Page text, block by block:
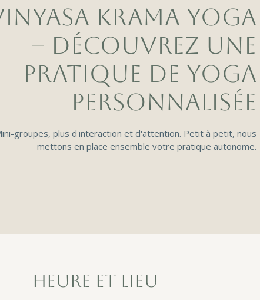
KRAMA YOGA
– DÉCOUVREZ UNE
PRATIQUE DE YOGA
PERSONNALISÉE
groupes, plus d'interaction et d'attention. Petit à petit, nous
mettons en place ensemble votre pratique autonome.
Heure et lieu